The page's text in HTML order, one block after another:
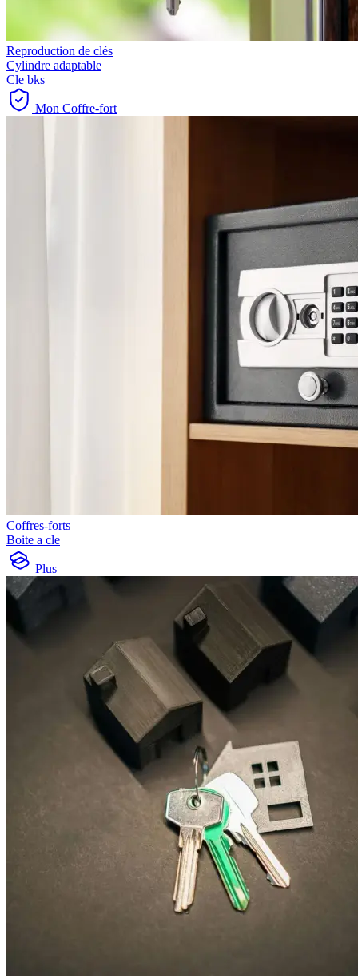
Reproduction de clés
Cylindre adaptable
Cle bks
Mon Coffre-fort
Coffres-forts
Boite a cle
Plus